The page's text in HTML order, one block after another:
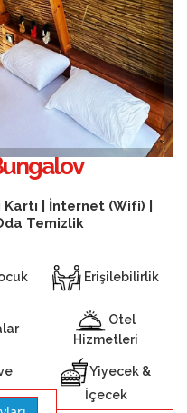
Kartı | İnternet (Wifi) |
Temizlik
Erişilebilirlik
Otel
Hizmetleri
Yiyecek &
İçecek